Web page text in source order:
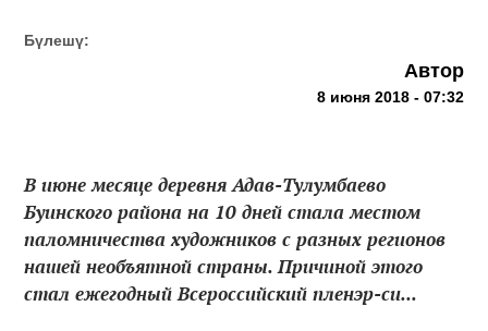
Бүлешү:
Автор
8 июня 2018 - 07:32
В июне месяце деревня Адав-Тулумбаево
Буинского района на 10 дней стала местом
паломничества художников с разных регионов
нашей необъятной страны. Причиной этого
стал ежегодный Всероссийский пленэр-си...